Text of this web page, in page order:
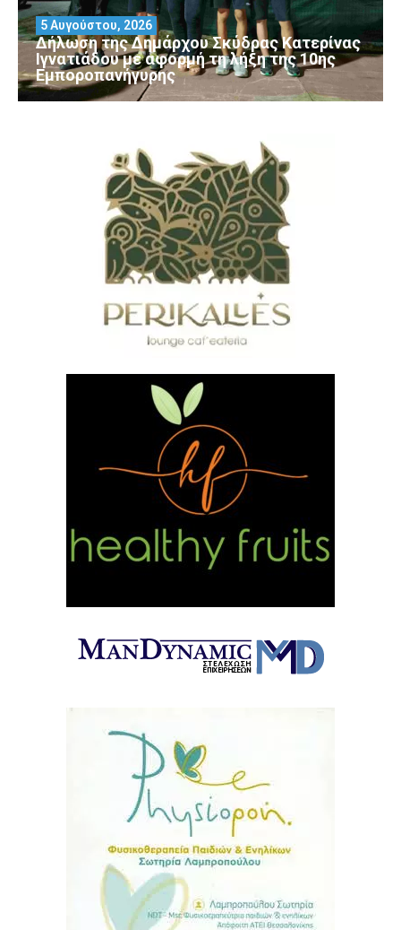
Δήλωση της Δημάρχου Σκύδρας Κατερίνας
Ιγνατιάδου με αφορμή τη λήξη της 10ης
Εμποροπανήγυρης
5 Αυγούστου, 2026